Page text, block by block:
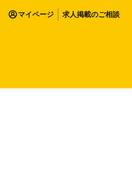
マイページ 求人掲載のご相談